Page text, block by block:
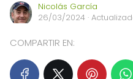
Nicolás García
26/03/2024 ·
COMPARTIR EN: